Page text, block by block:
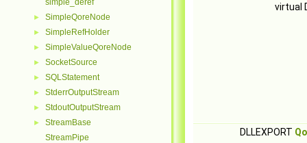
simple_deref
► SimpleQoreNode
► SimpleRefHolder
► SimpleValueQoreNode
► SocketSource
► SQLStatement
► StderrOutputStream
► StdoutOutputStream
►
StreamBase
StreamPipe
virtual
DLLEXPORT